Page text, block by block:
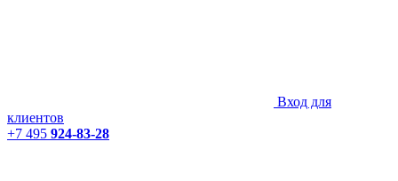
Вход для
клиентов
+7 495 924-83-28